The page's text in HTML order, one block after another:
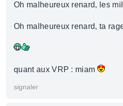
Oh malheureux renard, les
Oh malheureux renard, ta
quant aux VRP : miam
signaler